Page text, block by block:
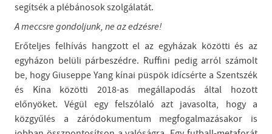
segítsék a plébánosok szolgálatát.
A meccsre gondoljunk, ne az edzésre!
Erőteljes felhívás hangzott el az egyházak közötti és az
egyházon belüli párbeszédre. Ruffini pedig arról számolt
be, hogy Giuseppe Yang kínai püspök idícsérte a Szentszék
és Kína közötti 2018-as megállapodás által hozott
előnyöket. Végül egy felszólaló azt javasolta, hogy a
közgyűlés a záródokumentum megfogalmazásakor is